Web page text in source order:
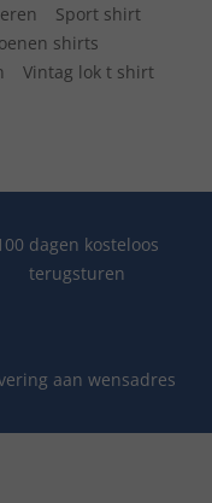
Sport shirt
shirts
Vintag lok t shirt
dagen kosteloos
terugsturen
aan wensadres